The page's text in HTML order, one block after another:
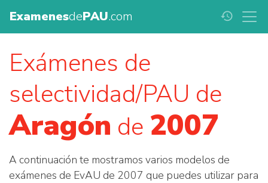
ExamenesdePAU.com history
Exámenes de
selectividad/PAU de
Aragón de 2007
A continuación te mostramos varios modelos de
exámenes de EvAU de 2007 que puedes utilizar para